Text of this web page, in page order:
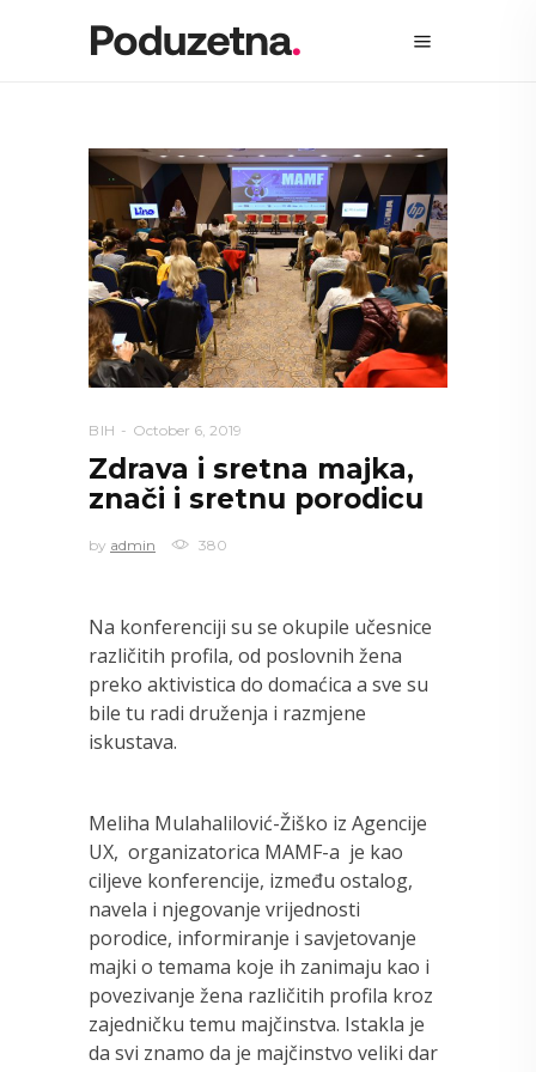
BIH October 6, 2019
Zdrava i sretna majka,
znači i sretnu porodicu
by admin 380
Na konferenciji su se okupile učesnice
različitih profila, od poslovnih žena
preko aktivistica do domaćica a sve su
bile tu radi druženja i razmjene
iskustava.
Meliha Mulahalilović-Žiško iz Agencije
UX, organizatorica MAMF-a je kao
ciljeve konferencije, između ostalog,
navela i njegovanje vrijednosti
porodice, informiranje i savjetovanje
majki o temama koje ih zanimaju kao i
povezivanje žena različitih profila kroz
zajedničku temu majčinstva. Istakla je
da svi znamo da je majčinstvo veliki dar